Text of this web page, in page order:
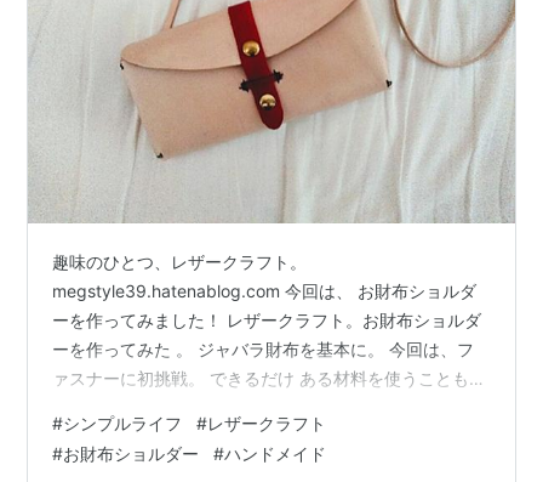
趣味のひとつ、レザークラフト。
megstyle39.hatenablog.com 今回は、 お財布ショルダ
ーを作ってみました！ レザークラフト。お財布ショルダ
ーを作ってみた 。 ジャバラ財布を基本に。 今回は、フ
ァスナーに初挑戦。 できるだけ ある材料を使うことも試
をとりました。 手縫いでちくちく はじめての革のおさい
ふ 作者: スタジオタッククリエイティブ 出版社/メーカー:
#シンプルライフ #レザークラフト
#お財布ショルダー #ハンドメイド